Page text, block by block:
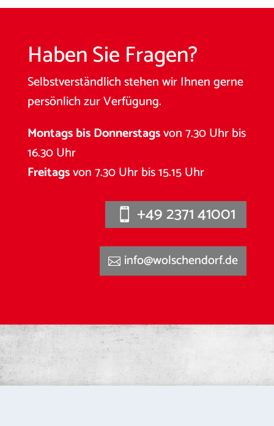
Haben Sie Fragen?
Selbstverständlich stehen wir Ihnen gerne
persönlich zur Verfügung.
Montags bis Donnerstagsvon 7.30 Uhr bis
16.30 Uhr
Freitagsvon 7.30 Uhr bis 15.15 Uhr
+49 2371 41001
info@wolschendorf.de